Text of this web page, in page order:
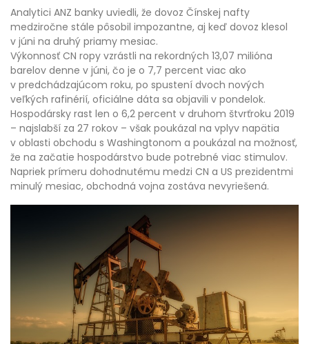
Analytici ANZ banky uviedli, že dovoz Čínskej nafty
medziročne stále pôsobil impozantne, aj keď dovoz klesol
v júni na druhý priamy mesiac.
Výkonnosť CN ropy vzrástli na rekordných 13,07 milióna
barelov denne v júni, čo je o 7,7 percent viac ako
v predchádzajúcom roku, po spustení dvoch nových
veľkých rafinérií, oficiálne dáta sa objavili v pondelok.
Hospodársky rast len o 6,2 percent v druhom štvrťroku 2019
– najslabší za 27 rokov – však poukázal na vplyv napätia
v oblasti obchodu s Washingtonom a poukázal na možnosť,
že na začatie hospodárstvo bude potrebné viac stimulov.
Napriek prímeru dohodnutému medzi CN a US prezidentmi
minulý mesiac, obchodná vojna zostáva nevyriešená.